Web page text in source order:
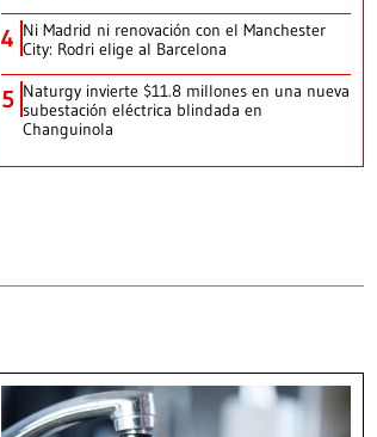
4 Ni Madrid ni renovación con el Manchester
City: Rodri elige al Barcelona
5 Naturgy invierte $11.8 millones en una nueva
subestación eléctrica blindada en
Changuinola